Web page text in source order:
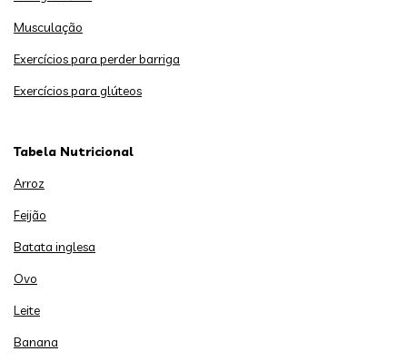
Musculação
Exercícios para perder barriga
Exercícios para glúteos
Tabela Nutricional
Arroz
Feijão
Batata inglesa
Ovo
Leite
Banana